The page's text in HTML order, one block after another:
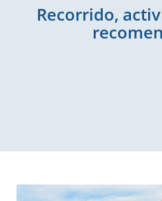
Recorrido,